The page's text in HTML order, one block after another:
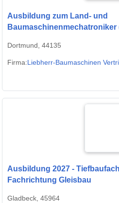
Ausbildung zum Land- und
Baumaschinenmechatroniker
Dortmund, 44135
Firma:Liebherr-Baumaschinen
Ausbildung 2027 -
Fachrichtung Gleisbau
Gladbeck, 45964